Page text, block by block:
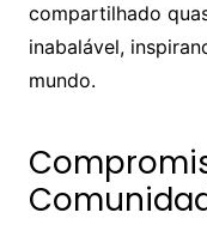
compartilhado
inabalável,
mundo.